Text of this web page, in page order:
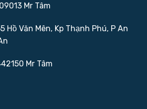
Mr Tâm
Hồ Văn Mên, Kp Thạnh Phú, P An
Mr Tâm